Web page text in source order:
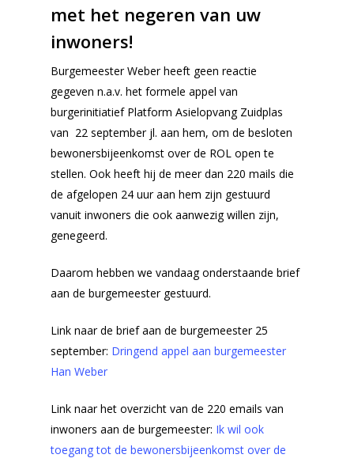
met het negeren van uw
inwoners!
Burgemeester Weber heeft geen reactie
gegeven n.a.v. het formele appel van
burgerinitiatief Platform Asielopvang Zuidplas
van 22 september jl. aan hem, om de besloten
bewonersbijeenkomst over de ROL open te
stellen. Ook heeft hij de meer dan 220 mails die
de afgelopen 24 uur aan hem zijn gestuurd
vanuit inwoners die ook aanwezig willen zijn,
genegeerd.
Daarom hebben we vandaag onderstaande brief
aan de burgemeester gestuurd.
Link naar de brief aan de burgemeester 25
september: Dringend appel aan burgemeester
Han Weber
Link naar het overzicht van de 220 emails van
inwoners aan de burgemeester: Ik wil ook
toegang tot de bewonersbijeenkomst over de